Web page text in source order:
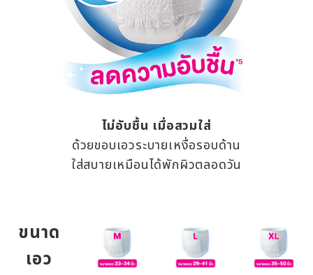
ไม่อับชื้น เมื่อสวมใส่
ด้วยขอบเอวระบายเหงื่อรอบด้าน
ใส่สบายเหมือนได้พักผิวตลอดวัน
ขนาด
เอว